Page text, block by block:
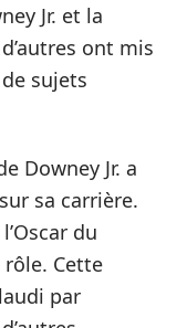
Jr. et la
ont mis
sujets
Downey Jr. a
sa carrière.
du
Cette
par